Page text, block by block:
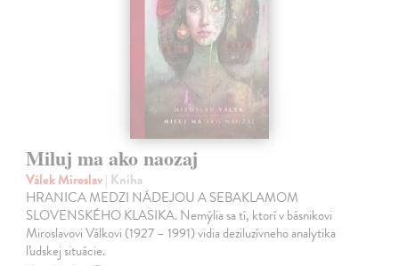
Miluj ma ako naozaj
Válek Miroslav| Kniha
HRANICA MEDZI NÁDEJOU A SEBAKLAMOM
SLOVENSKÉHO KLASIKA. Nemýlia sa tí, ktorí v básnikovi
Miroslavovi Válkovi (1927 – 1991) vidia deziluzívneho analytika
ľudskej situácie.